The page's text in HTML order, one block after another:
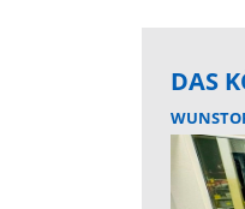
DAS